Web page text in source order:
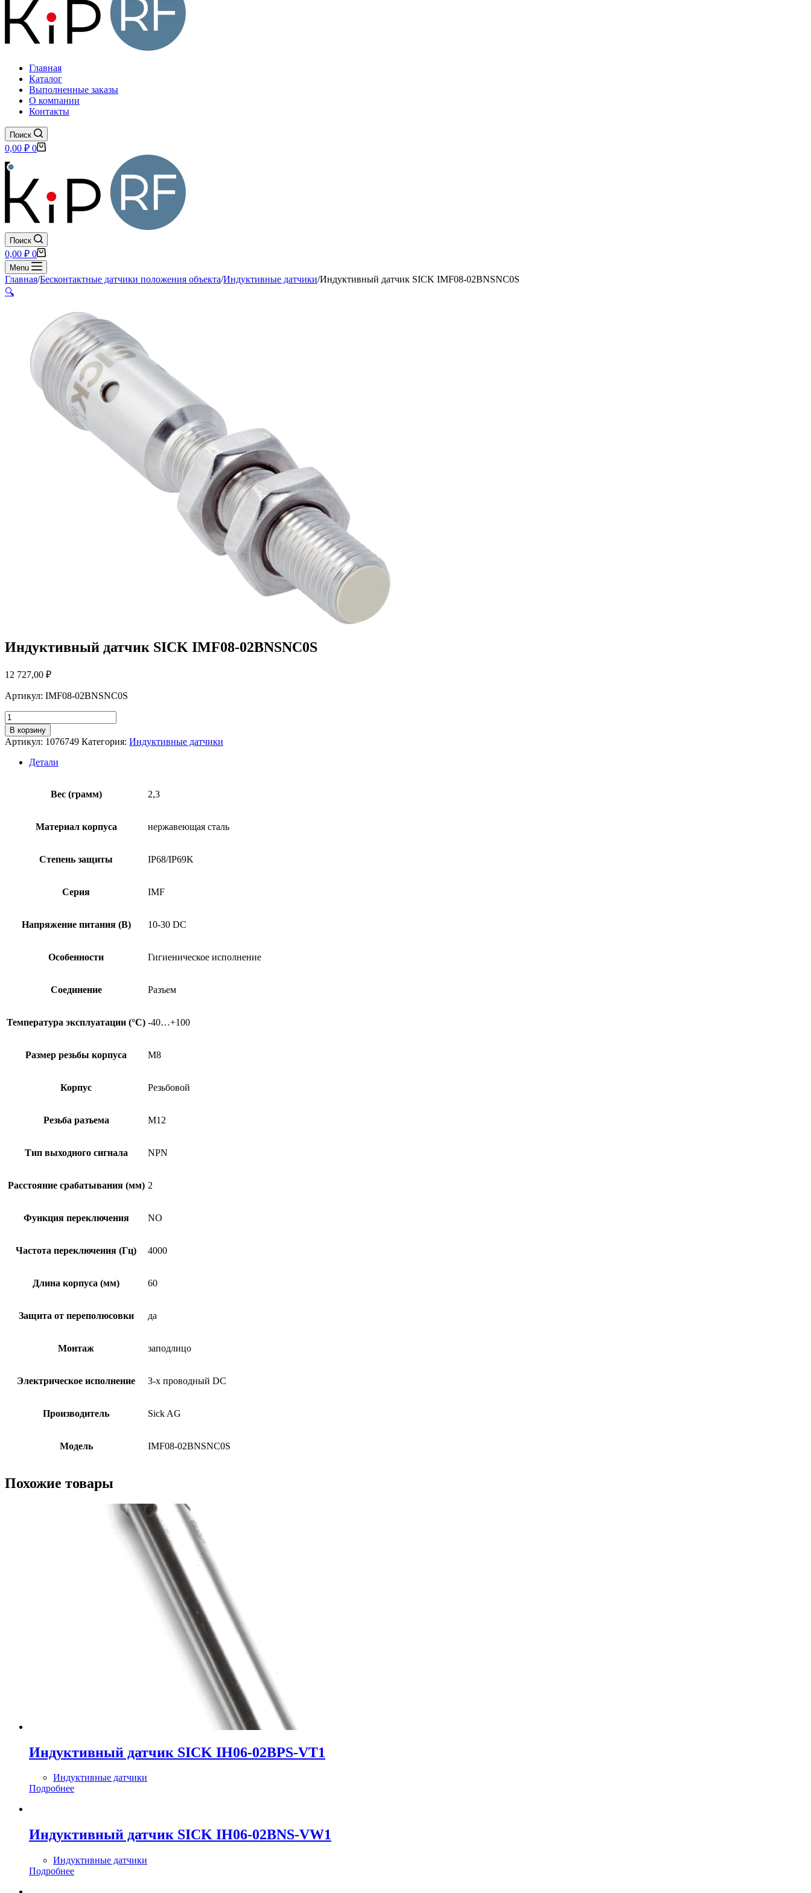
Главная
Каталог
Выполненные заказы
О компании
Контакты
Поиск
Корзина
0,00 ₽ 0
Поиск
Корзина
0,00 ₽ 0
Menu
Главная/Бесконтактные датчики положения объекта/Индуктивные датчики/Индуктивный датчик SICK IMF08-02BNSNC0S
🔍
Индуктивный датчик SICK IMF08-02BNSNC0S
12 727,00 ₽
Артикул: IMF08-02BNSNC0S
Количество
товара
Индуктивный
датчик
SICK
IMF08-
В корзину
Артикул: 1076749 Категория: Индуктивные датчики
Детали
Вес (грамм) 2,3
Материал корпуса нержавеющая сталь
Степень защиты IP68/IP69K
Серия IMF
Напряжение питания (В) 10-30 DC
Особенности Гигиеническое исполнение
Соединение Разъем
Температура эксплуатации (°C) -40…+100
Размер резьбы корпуса M8
Корпус Резьбовой
Резьба разъема M12
Тип выходного сигнала NPN
Расстояние срабатывания (мм) 2
Функция переключения NO
Частота переключения (Гц) 4000
Длина корпуса (мм) 60
Защита от переполюсовки да
Монтаж заподлицо
Электрическое исполнение 3-х проводный DC
Производитель Sick AG
Модель IMF08-02BNSNC0S
Похожие товары
Индуктивный датчик SICK IH06-02BPS-VT1
Индуктивные датчики
Подробнее
Индуктивный датчик SICK IH06-02BNS-VW1
Индуктивные датчики
Подробнее